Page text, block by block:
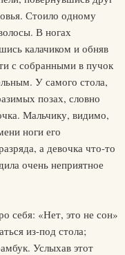
Стоило одному
В ногах
калачиком и обняв
с собранными в пучок
У самого стола,
позах, словно
Мальчику, видимо,
ноги его
а девочка что-то
очень неприятное
себя: «Нет, это не сон»
из-под стола;
Услыхав этот